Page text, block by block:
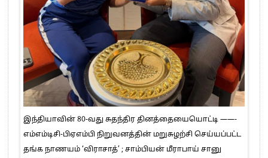
இந்தியாவின் 80-வது சுதந்திர தினத்தையையொட்டி ——-
எம்எம்டிசி-பிஏஎம்பி நிறுவனத்தின் மறுசுழற்சி செய்யப்பட்ட
தங்க நாணயம் ‘விராசாத்’ ; சாம்பியன் மீராபாய் சானு